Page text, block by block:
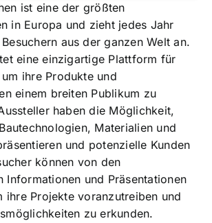
ist eine der größten
in Europa und zieht jedes Jahr
aus der ganzen Welt an.
eine einzigartige Plattform für
ihre Produkte und
einem breiten Publikum zu
haben die Möglichkeit,
Materialien und
und potenzielle Kunden
können von den
Informationen und Präsentationen
ihre Projekte voranzutreiben und
zu erkunden.